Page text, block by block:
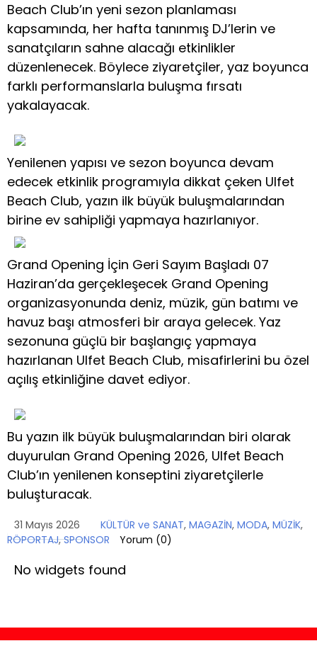
Beach Club’ın yeni sezon planlaması
kapsamında, her hafta tanınmış DJ’lerin ve
sanatçıların sahne alacağı etkinlikler
düzenlenecek. Böylece ziyaretçiler, yaz boyunca
farklı performanslarla buluşma fırsatı
yakalayacak.
Yenilenen yapısı ve sezon boyunca devam
edecek etkinlik programıyla dikkat çeken Ulfet
Beach Club, yazın ilk büyük buluşmalarından
birine ev sahipliği yapmaya hazırlanıyor.
Grand Opening İçin Geri Sayım Başladı 07
Haziran’da gerçekleşecek Grand Opening
organizasyonunda deniz, müzik, gün batımı ve
havuz başı atmosferi bir araya gelecek. Yaz
sezonuna güçlü bir başlangıç yapmaya
hazırlanan Ulfet Beach Club, misafirlerini bu özel
açılış etkinliğine davet ediyor.
Bu yazın ilk büyük buluşmalarından biri olarak
duyurulan Grand Opening 2026, Ulfet Beach
Club’ın yenilenen konseptini ziyaretçilerle
buluşturacak.
31 Mayıs 2026 KÜLTÜR ve SANAT, MAGAZİN, MODA, MÜZİK,
RÖPORTAJ,SPONSOR Yorum (0)
No widgets found